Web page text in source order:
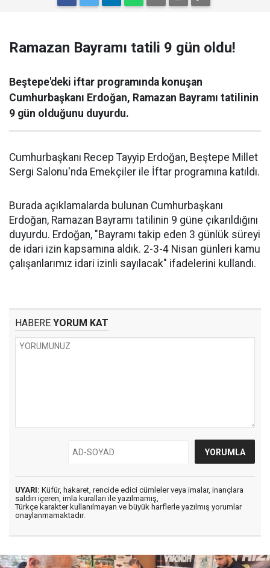
Ramazan Bayramı tatili 9 gün oldu!
Beştepe'deki iftar programında konuşan
Cumhurbaşkanı Erdoğan, Ramazan Bayramı tatilinin
9 gün olduğunu duyurdu.
Cumhurbaşkanı Recep Tayyip Erdoğan, Beştepe Millet
Sergi Salonu'nda Emekçiler ile İftar programına katıldı.
Burada açıklamalarda bulunan Cumhurbaşkanı
Erdoğan, Ramazan Bayramı tatilinin 9 güne çıkarıldığını
duyurdu. Erdoğan, "Bayramı takip eden 3 günlük süreyi
de idari izin kapsamına aldık. 2-3-4 Nisan günleri kamu
çalışanlarımız idari izinli sayılacak" ifadelerini kullandı.
HABERE YORUM KAT
UYARI: Küfür, hakaret, rencide edici cümleler veya imalar, inançlara
saldırı içeren, imla kuralları ile yazılmamış,
Türkçe karakter kullanılmayan ve büyük harflerle yazılmış yorumlar
onaylanmamaktadır.